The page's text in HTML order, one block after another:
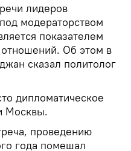
лидеров
модераторством
показателем
Об этом в
сказал политолог
дипломатическое
Москвы.
проведению
года помешал